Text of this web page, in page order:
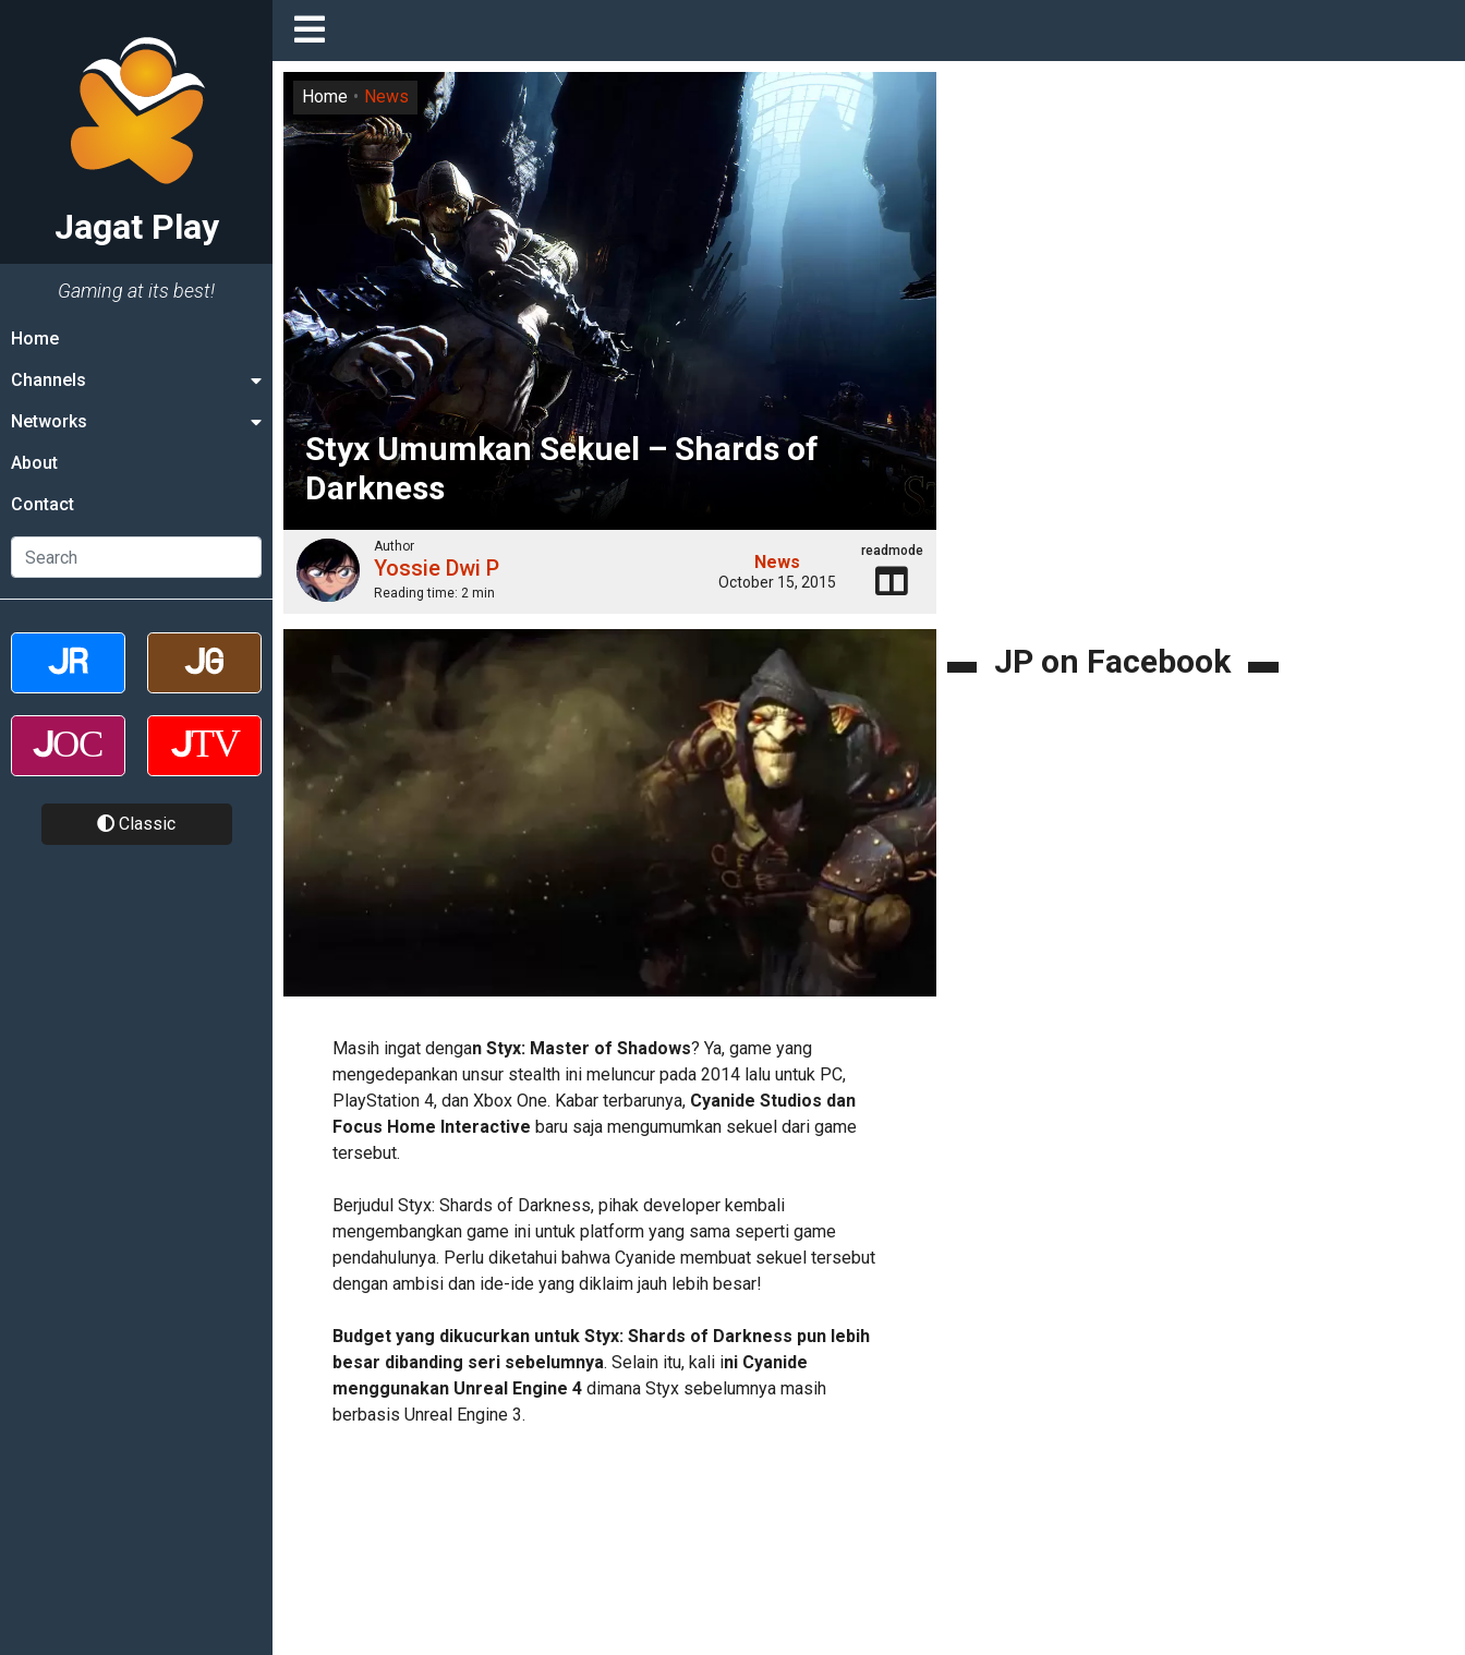
Jagat Play
Gaming at its best!
Home
Channels
Networks
About
Contact
Classic
Styx Umumkan Sekuel – Shards of
Darkness
Home News
Author
Yossie Dwi P
Reading time: 2 min
News
October 15, 2015
readmode
Masih ingat dengan Styx: Master of Shadows? Ya, game yang
mengedepankan unsur stealth ini meluncur pada 2014 lalu untuk PC,
PlayStation 4, dan Xbox One. Kabar terbarunya, Cyanide Studios dan
Focus Home Interactive baru saja mengumumkan sekuel dari game
tersebut.
Berjudul Styx: Shards of Darkness, pihak developer kembali
mengembangkan game ini untuk platform yang sama seperti game
pendahulunya. Perlu diketahui bahwa Cyanide membuat sekuel tersebut
dengan ambisi dan ide-ide yang diklaim jauh lebih besar!
Budget yang dikucurkan untuk Styx: Shards of Darkness pun lebih
besar dibanding seri sebelumnya. Selain itu, kali ini Cyanide
menggunakan Unreal Engine 4dimana Styx sebelumnya masih
berbasis Unreal Engine 3.
JP on Facebook